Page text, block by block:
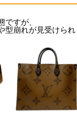
すが、
崩れが見受けられ